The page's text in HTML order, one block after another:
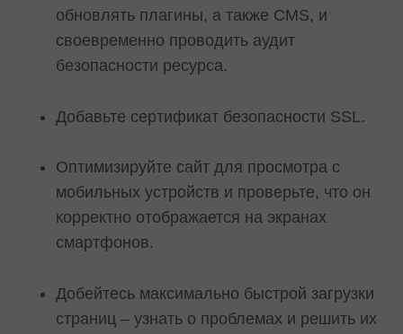
обновлять плагины, а также CMS, и
своевременно проводить аудит
безопасности ресурса.
Добавьте сертификат безопасности SSL.
Оптимизируйте сайт для просмотра с
мобильных устройств и проверьте, что он
корректно отображается на экранах
смартфонов.
Добейтесь максимально быстрой загрузки
страниц – узнать о проблемах и решить их